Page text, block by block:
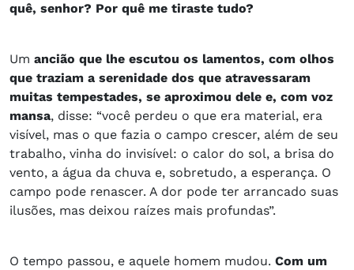
quê, senhor? Por quê me tiraste tudo?
Um ancião que lhe escutou os lamentos, com olhos
que traziam a serenidade dos que atravessaram
muitas tempestades, se aproximou dele e, com voz
mansa, disse: “você perdeu o que era material, era
visível, mas o que fazia o campo crescer, além de seu
trabalho, vinha do invisível: o calor do sol, a brisa do
vento, a água da chuva e, sobretudo, a esperança. O
campo pode renascer. A dor pode ter arrancado suas
ilusões, mas deixou raízes mais profundas”.
O tempo passou, e aquele homem mudou. Com um